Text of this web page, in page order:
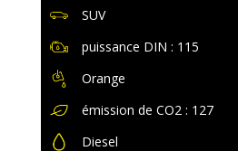
SUV
puissance DIN : 115
Orange
émission de CO2 : 127
Diesel